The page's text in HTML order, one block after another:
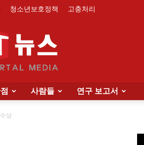
청소년보호정책 고충처리
사람들 연구 보고서
상